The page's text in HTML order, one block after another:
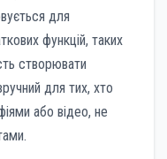
для
функцій, таких
створювати
для тих, хто
або відео, не